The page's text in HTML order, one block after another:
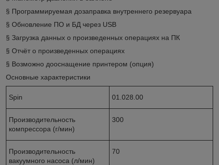
§ Программируемая дозаправка внутреннего резервуара
§ Обновление ПО и БД через USB
§ Загрузка данных о произведенных операциях на ПК
§ Отчёт о произведенных операциях
§ Возможно дооснащение принтером (опция)
Основные характеристики
Spin 01.028.00
Производительность
компрессора (г/мин)
300
Производительность
вакуумного насоса (л/мин)
70